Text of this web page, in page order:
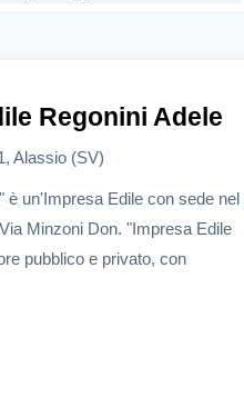
Regonini Adele
Alassio (SV)
è un'Impresa Edile con sede nel
Minzoni Don. "Impresa Edile
pubblico e privato, con